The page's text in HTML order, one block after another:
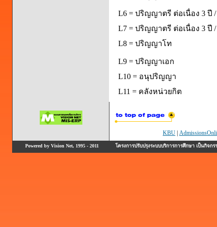
L6 = ปริญญาตรี ต่อเนื่อง 3 ปี
L7 = ปริญญาตรี ต่อเนื่อง 3 ปี
L8 = ปริญญาโท
L9 = ปริญญาเอก
L10 = อนุปริญญา
L11 = คลังหน่วยกิต
KBU
Powered by Vision Net, 1995 - 2011 โครงการปรับปรุงระบบบริการการศึกษา เป็นกิ